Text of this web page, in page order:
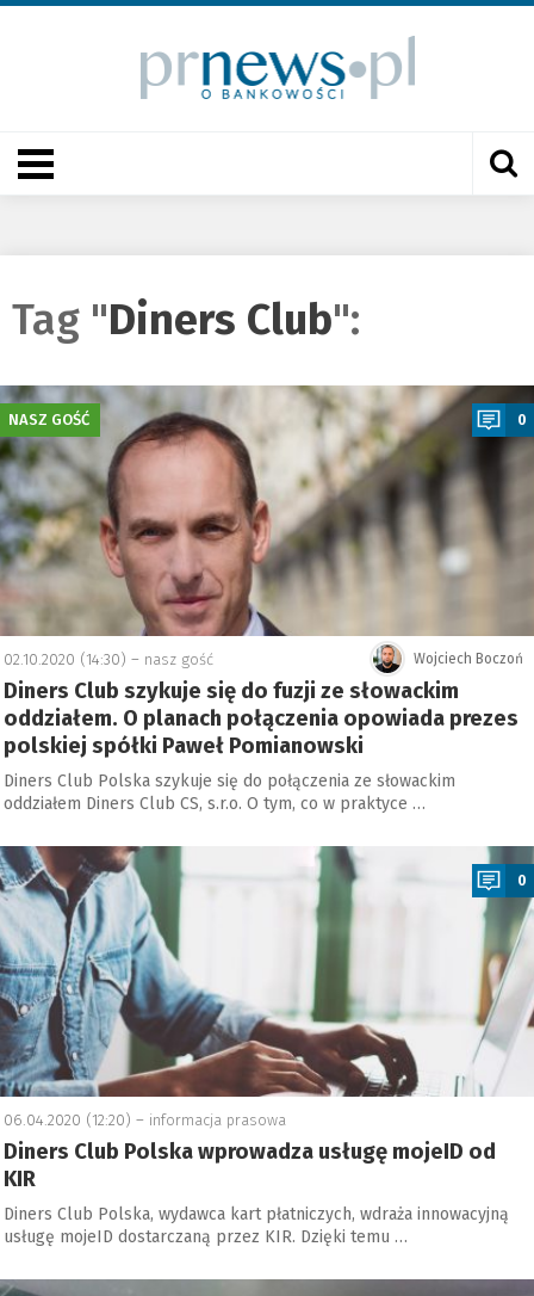
Tag "Diners Club":
NASZ GOŚĆ 0
Wojciech Boczoń
02.10.2020 (14:30) – nasz gość
Diners Club szykuje się do fuzji ze słowackim
oddziałem. O planach połączenia opowiada prezes
polskiej spółki Paweł Pomianowski
Diners Club Polska szykuje się do połączenia ze słowackim
oddziałem Diners Club CS, s.r.o. O tym, co w praktyce …
0
06.04.2020 (12:20) – informacja prasowa
Diners Club Polska wprowadza usługę mojeID od
KIR
Diners Club Polska, wydawca kart płatniczych, wdraża innowacyjną
usługę mojeID dostarczaną przez KIR. Dzięki temu …